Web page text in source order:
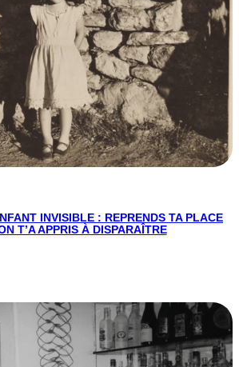
INVISIBLE : REPRENDS TA PLACE
T’A APPRIS À DISPARAÎTRE